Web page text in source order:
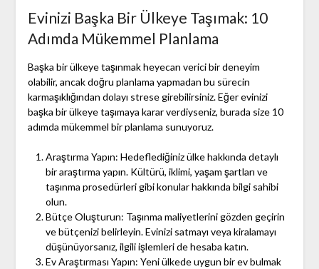
Evinizi Başka Bir Ülkeye Taşımak: 10
Adımda Mükemmel Planlama
Başka bir ülkeye taşınmak heyecan verici bir deneyim
olabilir, ancak doğru planlama yapmadan bu sürecin
karmaşıklığından dolayı strese girebilirsiniz. Eğer evinizi
başka bir ülkeye taşımaya karar verdiyseniz, burada size 10
adımda mükemmel bir planlama sunuyoruz.
Araştırma Yapın: Hedeflediğiniz ülke hakkında detaylı
bir araştırma yapın. Kültürü, iklimi, yaşam şartları ve
taşınma prosedürleri gibi konular hakkında bilgi sahibi
olun.
Bütçe Oluşturun: Taşınma maliyetlerini gözden geçirin
ve bütçenizi belirleyin. Evinizi satmayı veya kiralamayı
düşünüyorsanız, ilgili işlemleri de hesaba katın.
Ev Araştırması Yapın: Yeni ülkede uygun bir ev bulmak